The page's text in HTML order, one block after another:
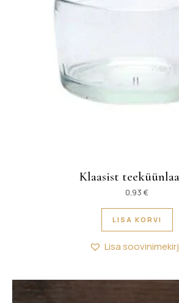
Klaasist
0,93 €
LISA KORVI
Lisa